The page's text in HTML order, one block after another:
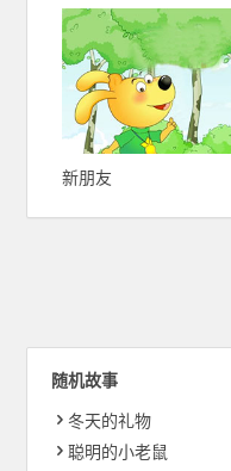
新朋友
随机故事
冬天的礼物
聪明的小老鼠